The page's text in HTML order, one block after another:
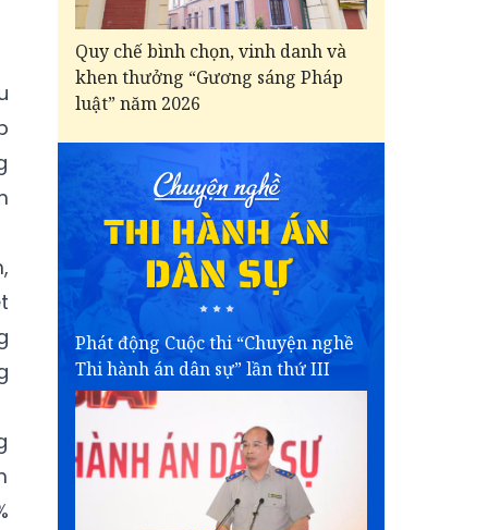
Quy chế bình chọn, vinh danh và
khen thưởng “Gương sáng Pháp
luật” năm 2026
Phát động Cuộc thi “Chuyện nghề
Thi hành án dân sự” lần thứ III